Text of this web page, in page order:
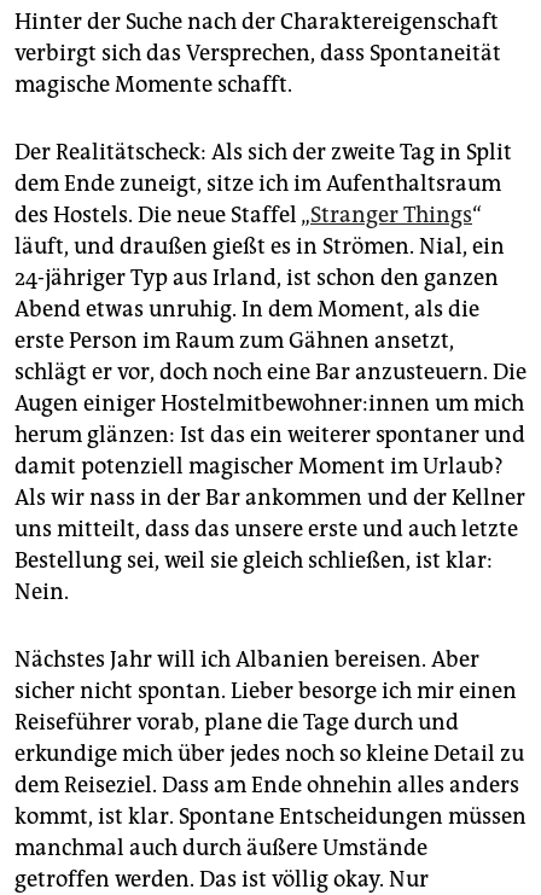
Hinter der Suche nach der Charaktereigenschaft
verbirgt sich das Versprechen, dass Spontaneität
magische Momente schafft.
Der Realitätscheck: Als sich der zweite Tag in Split
dem Ende zuneigt, sitze ich im Aufenthaltsraum
des Hostels. Die neue Staffel „Stranger Things“
läuft, und draußen gießt es in Strömen. Nial, ein
24-jähriger Typ aus Irland, ist schon den ganzen
Abend etwas unruhig. In dem Moment, als die
erste Person im Raum zum Gähnen ansetzt,
schlägt er vor, doch noch eine Bar anzusteuern. Die
Augen einiger Hostel­mit­be­woh­ne­r:in­nen um mich
herum glänzen: Ist das ein weiterer spontaner und
damit potenziell magischer Moment im Urlaub?
Als wir nass in der Bar ankommen und der Kellner
uns mitteilt, dass das unsere erste und auch letzte
Bestellung sei, weil sie gleich schließen, ist klar:
Nein.
Nächstes Jahr will ich Albanien bereisen. Aber
sicher nicht spontan. Lieber besorge ich mir einen
Reiseführer vorab, plane die Tage durch und
erkundige mich über jedes noch so kleine Detail zu
dem Reiseziel. Dass am Ende ohnehin alles anders
kommt, ist klar. Spontane Entscheidungen müssen
manchmal auch durch äußere Umstände
getroffen werden. Das ist völlig okay. Nur